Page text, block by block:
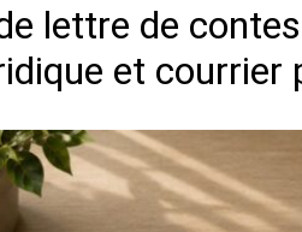
lettre de
et courrier